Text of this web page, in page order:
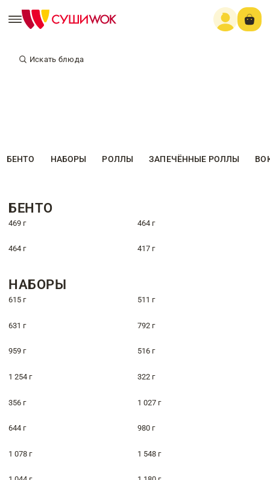
Искать блюда
БЕНТО НАБОРЫ РОЛЛЫ ЗАПЕЧЁННЫЕ РОЛЛЫ
БЕНТО
469 г 464 г
464 г 417 г
НАБОРЫ
615 г 511 г
631 г 792 г
959 г 516 г
1 254 г 322 г
356 г 1 027 г
644 г 980 г
1 078 г 1 548 г